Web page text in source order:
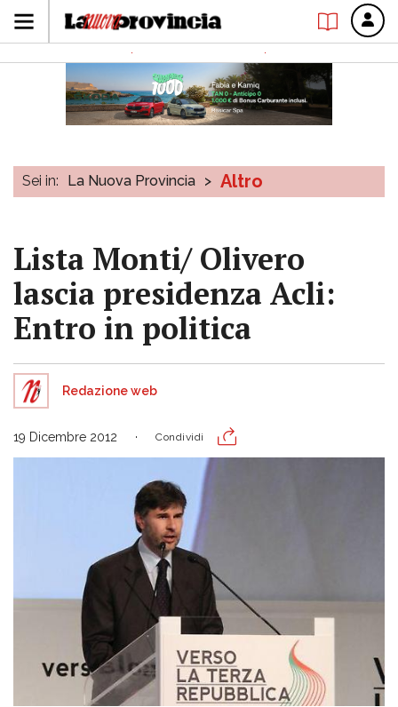
Sei in: La Nuova Provincia > Altro
Lista Monti/ Olivero
lascia presidenza Acli:
Entro in politica
Redazione web
19 Dicembre 2012 Condividi